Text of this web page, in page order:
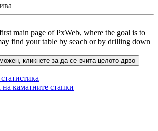
main page of PxWeb, where the goal is to
find your table by seach or by drilling down
на каматните стапки